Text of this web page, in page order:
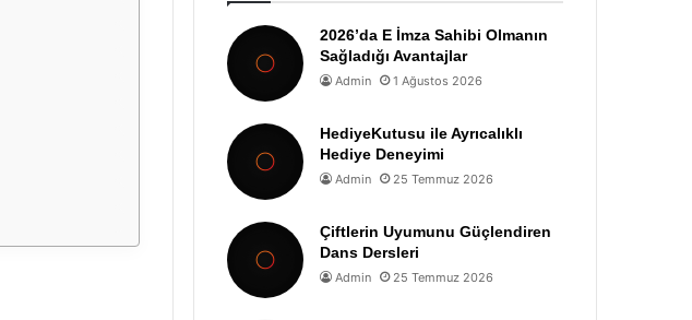
2026’da E İmza Sahibi Olmanın
Sağladığı Avantajlar
Admin 1 Ağustos 2026
HediyeKutusu ile Ayrıcalıklı
Hediye Deneyimi
Admin 25 Temmuz 2026
Çiftlerin Uyumunu Güçlendiren
Dans Dersleri
Admin 25 Temmuz 2026